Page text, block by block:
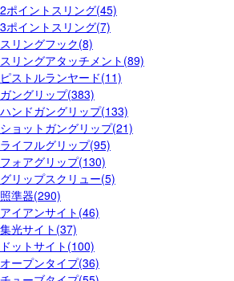
2ポイントスリング(45)
3ポイントスリング(7)
スリングフック(8)
スリングアタッチメント(89)
ピストルランヤード(11)
ガングリップ(383)
ハンドガングリップ(133)
ショットガングリップ(21)
ライフルグリップ(95)
フォアグリップ(130)
グリップスクリュー(5)
照準器(290)
アイアンサイト(46)
集光サイト(37)
ドットサイト(100)
オープンタイプ(36)